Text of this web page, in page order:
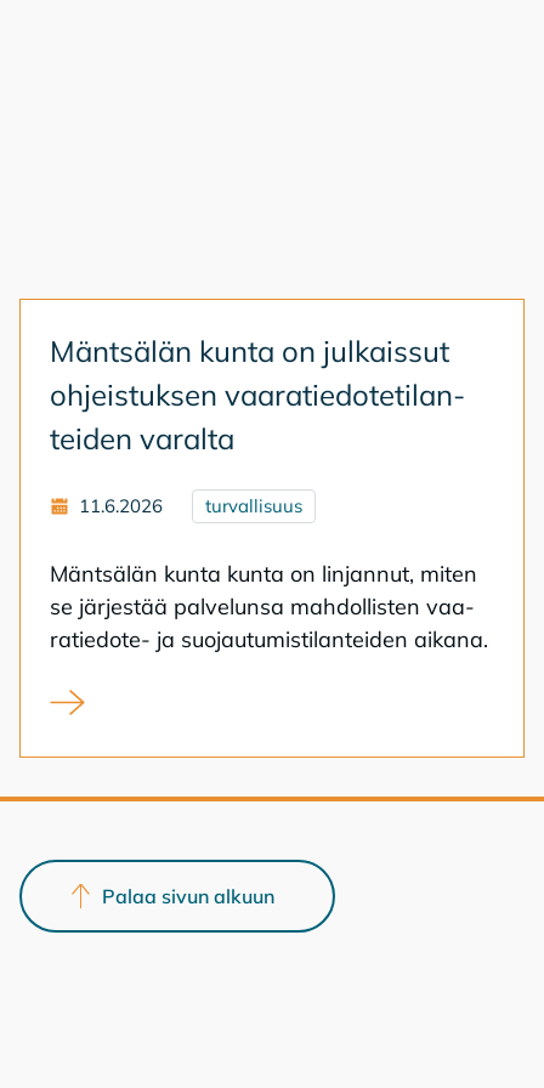
Mänt­sä­län kun­ta on jul­kais­sut
oh­jeis­tuk­sen vaa­ra­tie­do­te­ti­lan­
tei­den va­ral­ta
11.6.2026 turvallisuus
Mänt­sä­län kun­ta kun­ta on lin­jan­nut, mi­ten
se jär­jes­tää pal­ve­lun­sa mah­dol­lis­ten vaa­
ra­tie­do­te- ja suo­jau­tu­mis­ti­lan­tei­den ai­ka­na.
Mäntsälän kunta on julkaissut ohjeistuksen
Palaa sivun alkuun